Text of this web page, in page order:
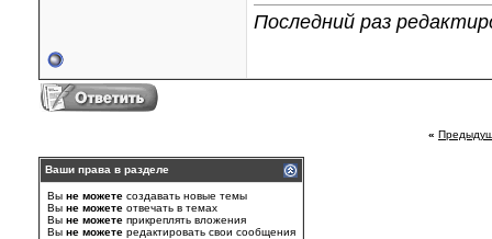
Последний раз
«
Ваши права в разделе
Вы не можете создавать новые темы
Вы не можете отвечать в темах
Вы не можете прикреплять вложения
Вы не можете редактировать свои сообщения